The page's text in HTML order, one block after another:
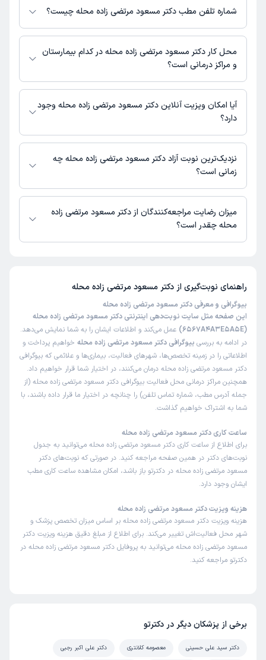
دسترس نیست. برای دریافت اطلاعات دقیق‌تر، لطفاً با مطب تماس بگیرید.
شماره تلفن مطب دکتر مسعود مرتضی زاده محله چیست؟
شماره تماس مطب دکتر مسعود مرتضی زاده محله در حال حاضر در این صفحه
ثبت نشده است.
محل کار دکتر مسعود مرتضی زاده محله در کدام بیمارستان
و مراکز درمانی است؟
اطلاعاتی درباره محل فعالیت دکتر مسعود مرتضی زاده محله در مراکز درمانی در
دسترس نیست.
آیا امکان ویزیت آنلاین دکتر مسعود مرتضی زاده محله وجود
دارد؟
در حال حاضر اطلاعاتی درباره ارائه ویزیت آنلاین توسط دکتر مسعود مرتضی زاده
محله در دسترس نیست. برای دریافت اطلاعات دقیق‌تر، لطفاً با مطب تماس
بگیرید.
نزدیک‌ترین نوبت آزاد دکتر مسعود مرتضی زاده محله چه
زمانی است؟
زمان نوبت‌دهی و پذیرش بیماران با هماهنگی مطب مشخص می‌شود.
میزان رضایت مراجعه‌کنندگان از دکتر مسعود مرتضی زاده
محله چقدر است؟
راهنمای نوبت‌گیری از دکتر مسعود مرتضی زاده محله
بیوگرافی و معرفی دکتر مسعود مرتضی زاده محله
این صفحه مثل سایت نوبت‌دهی اینترنتی دکتر مسعود مرتضی زاده محله
(6567A4A3E5A5E)
عمل می‌کند و اطلاعات ایشان را به شما نمایش می‌دهد.
در ادامه به بررسی بیوگرافی دکتر مسعود مرتضی زاده محله خواهیم پرداخت و
اطلاعاتی را در زمینه تخصص‌ها، شهرهای فعالیت، بیماری‌ها و علائمی که بیوگرافی
دکتر مسعود مرتضی زاده محله درمان می‌کنند، در اختیار شما قرار خواهیم داد.
همچنین مراکز درمانی محل فعالیت بیوگرافی دکتر مسعود مرتضی زاده محله (از
جمله آدرس مطب، شماره تماس تلفن) را چنانچه در اختیار ما قرار داده باشند، با
شما به اشتراک خواهیم گذاشت.
ساعت کاری دکتر مسعود مرتضی زاده محله
برای اطلاع از ساعت کاری دکتر مسعود مرتضی زاده محله می‌توانید به جدول
نوبت‌های دکتر در همین صفحه مراجعه کنید. در صورتی که نوبت‌های دکتر
مسعود مرتضی زاده محله در دکترتو باز باشد، امکان مشاهده ساعت کاری مطب
ایشان وجود دارد.
هزینه ویزیت دکتر مسعود مرتضی زاده محله
هزینه ویزیت دکتر مسعود مرتضی زاده محله بر اساس میزان تخصص پزشک و
شهر محل فعالیت‌اش تغییر می‌کند. برای اطلاع از مبلغ دقیق هزینه ویزیت دکتر
مسعود مرتضی زاده محله می‌توانید به پروفایل دکتر مسعود مرتضی زاده محله در
دکترتو مراجعه کنید.
برخی از پزشکان دیگر در دکترتو
دکتر سید علی حسینی معصومه کلانتری دکتر علی اکبر رجبی